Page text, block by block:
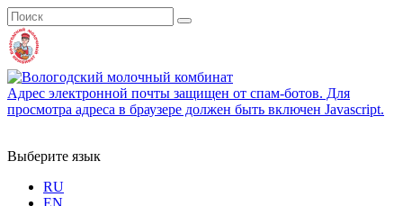
Адрес электронной почты защищен от спам-ботов. Для
просмотра адреса в браузере должен быть включен Javascript.
Выберите язык
RU
EN